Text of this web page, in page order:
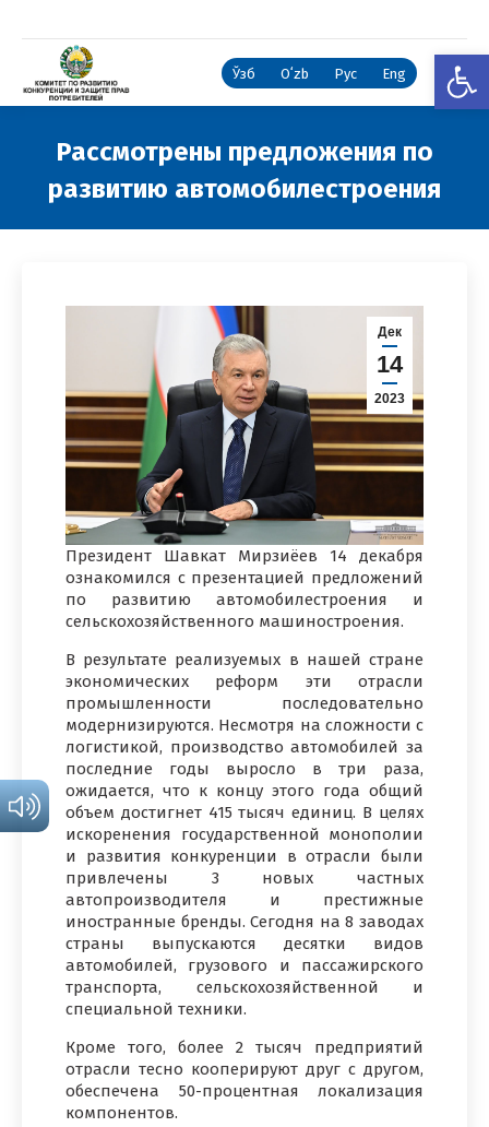
Ўзб Oʻzb Рус Eng
Рассмотрены предложения по
развитию автомобилестроения
Дек
14
2023
Президент Шавкат Мирзиёев 14 декабря
ознакомился с презентацией предложений
по развитию автомобилестроения и
сельскохозяйственного машиностроения.
В результате реализуемых в нашей стране
экономических реформ эти отрасли
промышленности последовательно
модернизируются. Несмотря на сложности с
логистикой, производство автомобилей за
последние годы выросло в три раза,
ожидается, что к концу этого года общий
объем достигнет 415 тысяч единиц. В целях
искоренения государственной монополии
и развития конкуренции в отрасли были
привлечены 3 новых частных
автопроизводителя и престижные
иностранные бренды. Сегодня на 8 заводах
страны выпускаются десятки видов
автомобилей, грузового и пассажирского
транспорта, сельскохозяйственной и
специальной техники.
Кроме того, более 2 тысяч предприятий
отрасли тесно кооперируют друг с другом,
обеспечена 50-процентная локализация
компонентов.